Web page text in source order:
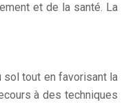
et de la santé. La
sol tout en favorisant la
à des techniques